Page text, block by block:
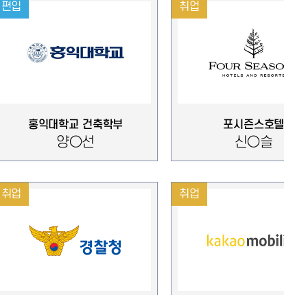
편입
홍익대학교 건축학부
양○선
취업
포시즌스호텔
신○슬
취업 취업